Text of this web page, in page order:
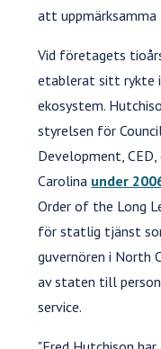
att
Vid företagets
etablerat sitt rykte
ekosystem.
styrelsen för
Development,
Carolina under
Order of the Long
för statlig tjänst
guvernören i North
av staten till
service.